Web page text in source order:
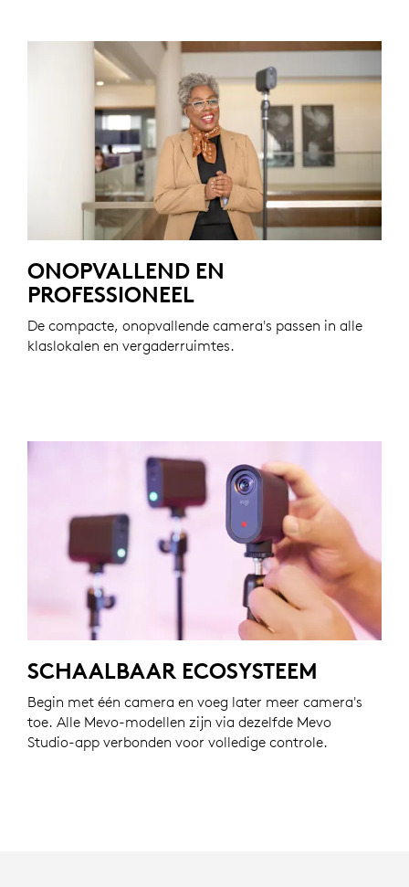
ONOPVALLEND EN
PROFESSIONEEL
De compacte, onopvallende camera's passen in alle
klaslokalen en vergaderruimtes.
SCHAALBAAR ECOSYSTEEM
Begin met één camera en voeg later meer camera's
toe. Alle Mevo-modellen zijn via dezelfde Mevo
Studio-app verbonden voor volledige controle.